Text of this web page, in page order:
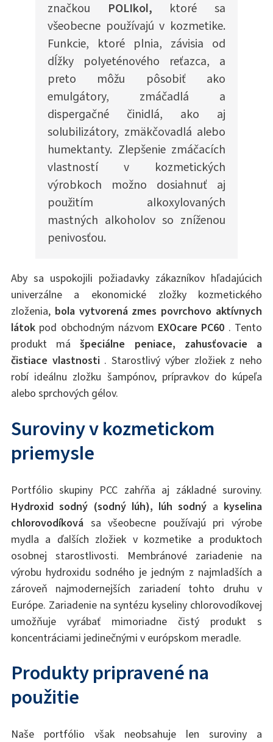
značkou POLIkol, ktoré sa
všeobecne používajú v kozmetike.
Funkcie, ktoré plnia, závisia od
dĺžky polyeténového reťazca, a
preto môžu pôsobiť ako
emulgátory, zmáčadlá a
dispergačné činidlá, ako aj
solubilizátory, zmäkčovadlá alebo
humektanty. Zlepšenie zmáčacích
vlastností v kozmetických
výrobkoch možno dosiahnuť aj
použitím alkoxylovaných
mastných alkoholov so zníženou
penivosťou.
Aby sa uspokojili požiadavky zákazníkov hľadajúcich
univerzálne a ekonomické zložky kozmetického
zloženia, bola vytvorená zmes povrchovo aktívnych
látokpod obchodným názvom EXOcare PC60 . Tento
produkt mášpeciálne peniace, zahusťovacie a
čistiace vlastnosti. Starostlivý výber zložiek z neho
robí ideálnu zložku šampónov, prípravkov do kúpeľa
alebo sprchových gélov.
Suroviny v kozmetickom
priemysle
Portfólio skupiny PCC zahŕňa aj základné suroviny.
Hydroxid sodný (sodný lúh), lúh sodný a kyselina
chlorovodíkovása všeobecne používajú pri výrobe
mydla a ďalších zložiek v kozmetike a produktoch
osobnej starostlivosti. Membránové zariadenie na
výrobu hydroxidu sodného je jedným z najmladších a
zároveň najmodernejších zariadení tohto druhu v
Európe. Zariadenie na syntézu kyseliny chlorovodíkovej
umožňuje vyrábať mimoriadne čistý produkt s
koncentráciami jedinečnými v európskom meradle.
Produkty pripravené na
použitie
Naše portfólio však neobsahuje len suroviny a